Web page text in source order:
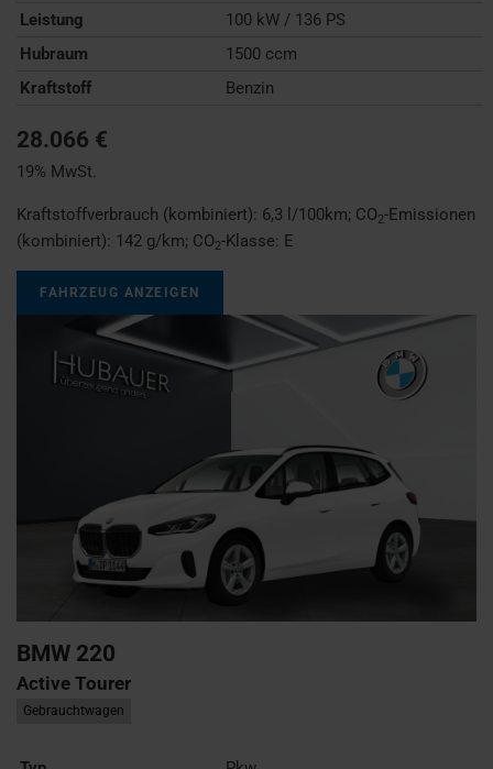
Leistung
100 kW / 136 PS
Hubraum
1500 ccm
Kraftstoff
Benzin
28.066 €
19% MwSt.
Kraftstoffverbrauch (kombiniert): 6,3 l/100km; CO2-Emissionen
(kombiniert): 142 g/km; CO2-Klasse: E
FAHRZEUG ANZEIGEN
BMW 220
Active Tourer
Gebrauchtwagen